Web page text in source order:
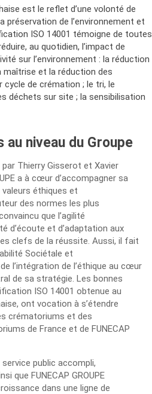
est le reflet d’une volonté de
préservation de l’environnement et
ISO 14001 témoigne de toutes
au quotidien, l’impact de
sur l’environnement : la réduction
et la réduction des
cycle de crémation ; le tri, le
déchets sur site ; la sensibilisation
au niveau du Groupe
Thierry Gisserot et Xavier
a à cœur d’accompagner sa
éthiques et
des normes les plus
que l’agilité
d’écoute et d’adaptation aux
clefs de la réussite. Aussi, il fait
Sociétale et
l’intégration de l’éthique au cœur
de sa stratégie. Les bonnes
ISO 14001 obtenue au
ont vocation à s’étendre
crématoriums et des
de France et de FUNECAP
public accompli,
que FUNECAP GROUPE
dans une ligne de